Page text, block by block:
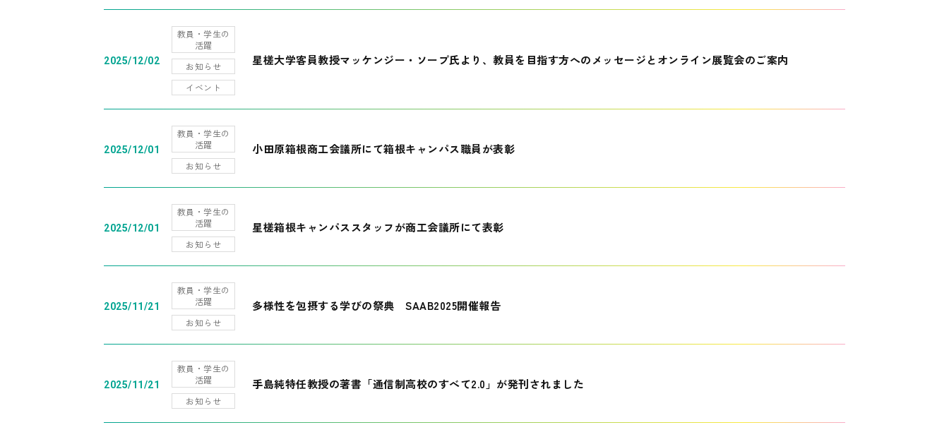
2025/12/02
教員・学生の
活躍
お知らせ
イベント
星槎大学客員教授マッケンジー・ソープ氏より、教員を目指す方へのメッセージとオンライン展覧会のご案内
2025/12/01
教員・学生の
活躍
お知らせ
小田原箱根商工会議所にて箱根キャンパス職員が表彰
2025/12/01
教員・学生の
活躍
お知らせ
星槎箱根キャンパススタッフが商工会議所にて表彰
2025/11/21
教員・学生の
活躍
お知らせ
多様性を包摂する学びの祭典 SAAB2025開催報告
2025/11/21
教員・学生の
活躍
お知らせ
手島純特任教授の著書「通信制高校のすべて2.0」が発刊されました